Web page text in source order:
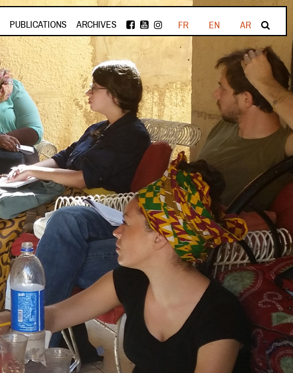
PUBLICATIONS ARCHIVES FR EN AR